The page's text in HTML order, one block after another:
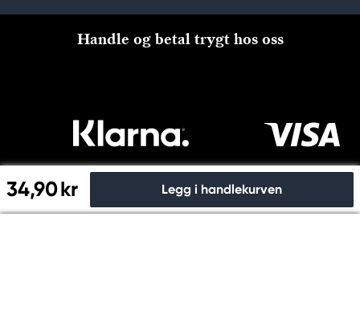
34,90 kr Legg i handlekurven
Handle og betal trygt hos oss